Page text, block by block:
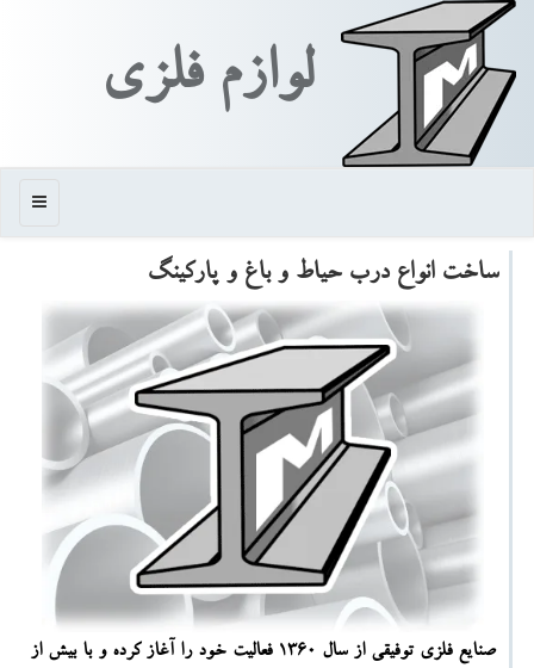
لوازم فلزی
منو
ساخت انواع درب حیاط و باغ و پاركینگ
صنایع فلزی توفیقی از سال 1360 فعالیت خود را آغاز كرده و با بیش از